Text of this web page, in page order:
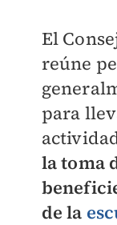
El
reúne
para
la toma
de la